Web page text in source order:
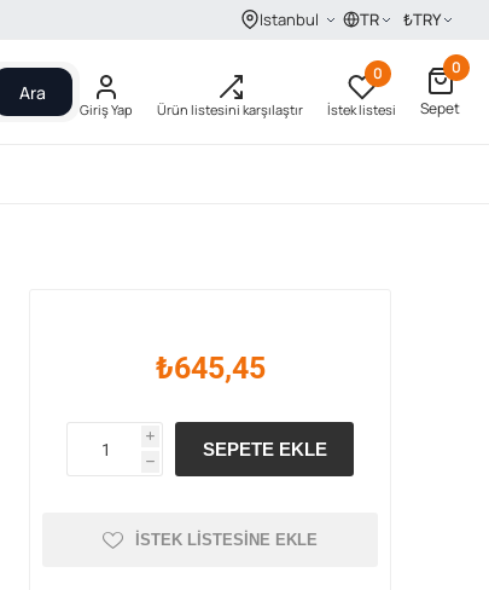
Istanbul TR ₺TRY
Ara
Giriş Yap Ürün listesini karşılaştır İstek listesi
0
0
Sepet
₺645,45
i
h
SEPETE EKLE
İSTEK LISTESINE EKLE